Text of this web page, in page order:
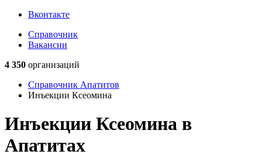
Вконтакте
Справочник
Вакансии
4 350 организаций
Справочник Апатитов
Инъекции Ксеомина
Инъекции Ксеомина в
Апатитах